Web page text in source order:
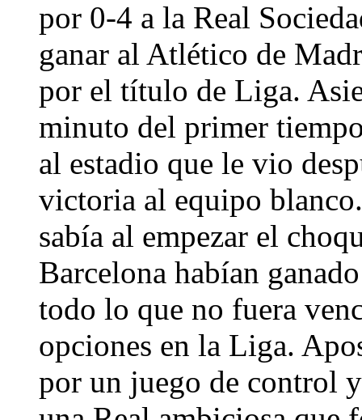
por 0-4 a la Real
ganar al Atlético de
por el título de Liga.
minuto del primer
al estadio que le vio
victoria al equipo
sabía al empezar el
Barcelona habían
todo lo que no fuera
opciones en la Liga.
por un juego de control y